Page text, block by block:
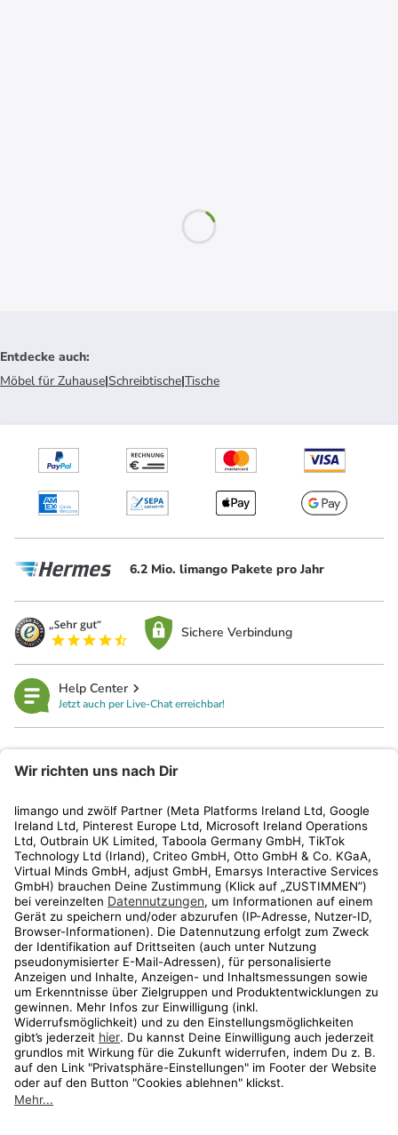
Entdecke auch:
Möbel für Zuhause|Schreibtische|Tische
6.2 Mio. limango Pakete pro Jahr
Sichere Verbindung
Help Center
Jetzt auch per Live-Chat erreichbar!
Kundenservice
Shop
Aktionen
Travel